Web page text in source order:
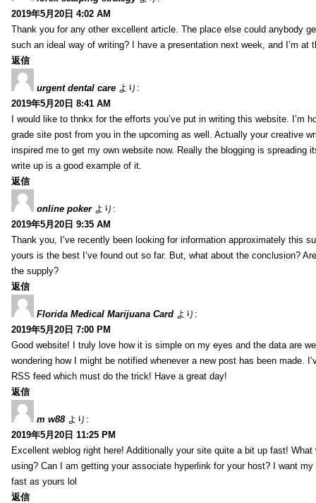
2019年5月20日 4:02 AM
Thank you for any other excellent article. The place else could anybody
such an ideal way of writing? I have a presentation next week, and I’m at
返信
urgent dental care より:
2019年5月20日 8:41 AM
I would like to thnkx for the efforts you’ve put in writing this website. I’m
grade site post from you in the upcoming as well. Actually your creative
inspired me to get my own website now. Really the blogging is spreading
write up is a good example of it.
返信
online poker より:
2019年5月20日 9:35 AM
Thank you, I’ve recently been looking for information approximately this
yours is the best I’ve found out so far. But, what about the conclusion?
the supply?
返信
Florida Medical Marijuana Card より:
2019年5月20日 7:00 PM
Good website! I truly love how it is simple on my eyes and the data are
wondering how I might be notified whenever a new post has been made.
RSS feed which must do the trick! Have a great day!
返信
m w88 より:
2019年5月20日 11:25 PM
Excellent weblog right here! Additionally your site quite a bit up fast! What
using? Can I am getting your associate hyperlink for your host? I want
fast as yours lol
返信